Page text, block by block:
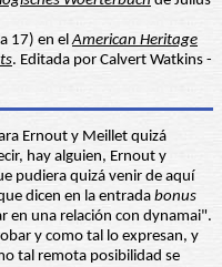
17) en elAmerican Heritage
. Editada por Calvert Watkins -
Ernout y Meillet quizá
hay alguien, Ernout y
pudiera quizá venir de aquí
dicen en la entrada bonus
en una relación con dynamai".
y como tal lo expresan, y
tal remota posibilidad se